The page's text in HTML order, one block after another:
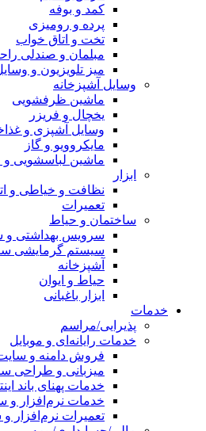
کمد و بوفه
پرده و رومیزی
تخت و اتاق خواب
مبلمان و صندلی
میز تلویزیون و
وسایل آشپزخانه
ماشین ظرفشویی
یخچال و فریزر
وسایل آشپزی و
مایکروویو و گاز
ماشین لباسشویی
ابزار
نظافت و خیاطی و
تعمیرات
ساختمان و حیاط
سرویس بهداشتی و
سیستم گرمایشی
آشپزخانه
حیاط و ایوان
ابزار باغبانی
خدمات
پذیرایی/مراسم
خدمات رایانه‌ای و موبایل
فروش دامنه و
میزبانی و طراحی
خدمات پهنای باند
خدمات نرم‌افزار و
تعمیرات نرم‌افزار